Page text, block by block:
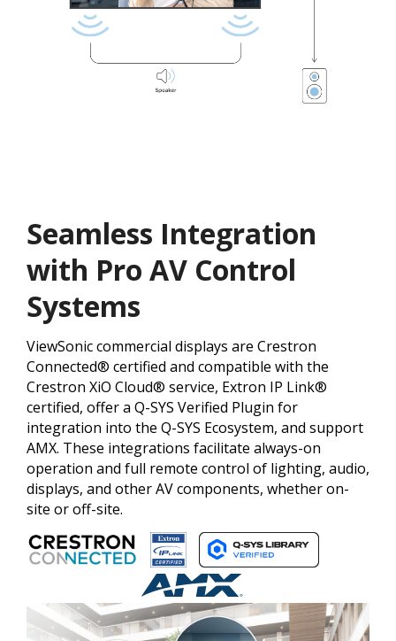
Seamless Integration
with Pro AV Control
Systems
ViewSonic commercial displays are Crestron
Connected® certified and compatible with the
Crestron XiO Cloud® service, Extron IP Link®
certified, offer a Q-SYS Verified Plugin for
integration into the Q-SYS Ecosystem, and support
AMX. These integrations facilitate always-on
operation and full remote control of lighting, audio,
displays, and other AV components, whether on-
site or off-site.